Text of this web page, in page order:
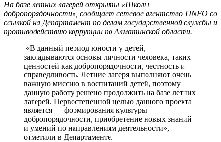
На базе летних лагерей открыты «Школы
добропорядочности», сообщает сетевое агентство TINFO со
ссылкой на Департамент по делам государственной службы и
противодействию коррупции по Алматинской области.
«В данный период юности у детей,
закладываются основы личности человека, таких
ценностей как добропорядочности, честность и
справедливость. Летние лагеря выполняют очень
важную миссию в воспитаний детей, поэтому
данную работу решено продолжить на базе летних
лагерей. Первостепенной целью данного проекта
является — формирования культуры
добропорядочности, приобретение новых знаний
и умений по направлениям деятельности», —
отметили в Департаменте.